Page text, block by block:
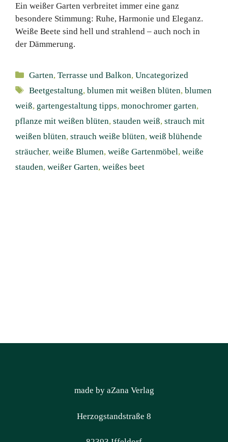
Ein weißer Garten verbreitet immer eine ganz
besondere Stimmung: Ruhe, Harmonie und Eleganz.
Weiße Beete sind hell und strahlend – auch noch in
der Dämmerung.
Kategorien
Garten,Terrasse und Balkon,Uncategorized
Schlagwörter
Beetgestaltung,blumen mit weißen blüten,blumen
weiß, gartengestaltung tipps, monochromer garten,
pflanze mit weißen blüten, stauden weiß, strauch mit
weißen blüten, strauch weiße blüten, weiß blühende
sträucher, weiße Blumen, weiße Gartenmöbel, weiße
stauden, weißer Garten, weißes beet
made by aZana Verlag
Herzogstandstraße 8